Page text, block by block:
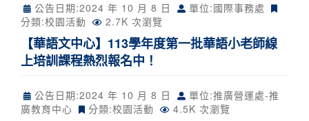
公告日期:2024 年 10 月 8 日
單位:國際事務處
分類:校園活動 2.7K 次瀏覽
【華語文中心】113學年度第一批華語小老師線
上培訓課程熱烈報名中！
公告日期:2024 年 10 月 8 日
單位:推廣營運處-推
廣教育中心
分類:校園活動 4.5K 次瀏覽